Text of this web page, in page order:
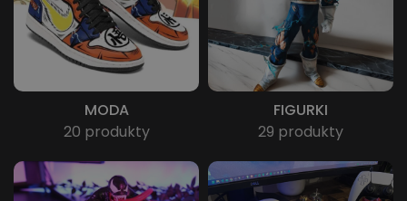
MODA
20 produkty
FIGURKI
29 produkty